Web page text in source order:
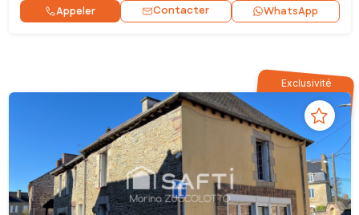
Appeler Contacter WhatsApp
Exclusivité